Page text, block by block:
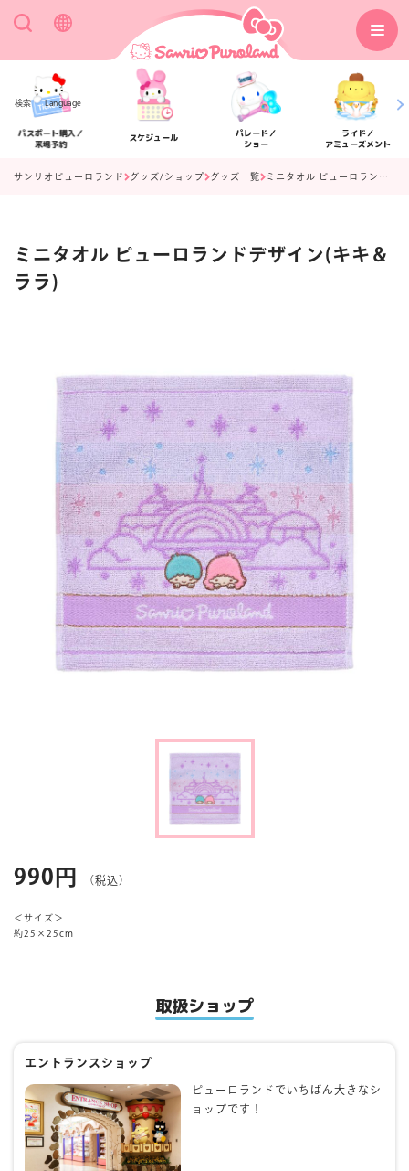
検索 Language
パスポート購入／
来場予約
スケジュール
パレード／
ショー
ライド／
アミューズメント
アクセス フロアマップ
楽しみ方 サービスガイド
よくあるご質問 ニュース
サンリオピューロランド グッズ/ショップ グッズ一覧 ミニタオル ピューロランドデザイン(キキ＆ララ)
ミニタオル ピューロランドデザイン(キキ＆
ララ)
990円 （税込）
＜サイズ＞
約25×25cm
取扱ショップ
エントランスショップ
ピューロランドでいちばん大きなシ
ョップです！